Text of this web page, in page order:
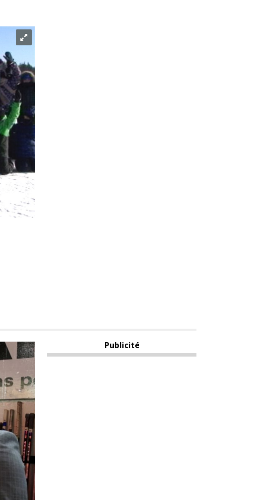
Publicité